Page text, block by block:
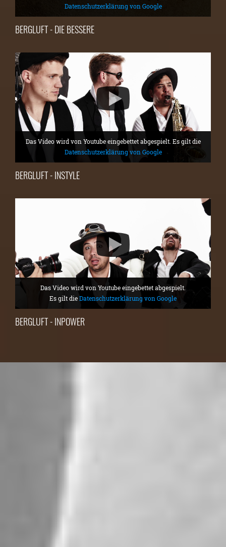
Datenschutzerklärung von Google
BERGLUFT - DIE BESSERE
Das Video wird von Youtube eingebettet abgespielt. Es gilt die
Datenschutzerklärung von Google
BERGLUFT - INSTYLE
Das Video wird von Youtube eingebettet abgespielt.
Es gilt dieDatenschutzerklärung von Google
BERGLUFT - INPOWER